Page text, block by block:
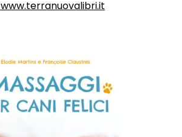
www.terranuovalibri.it